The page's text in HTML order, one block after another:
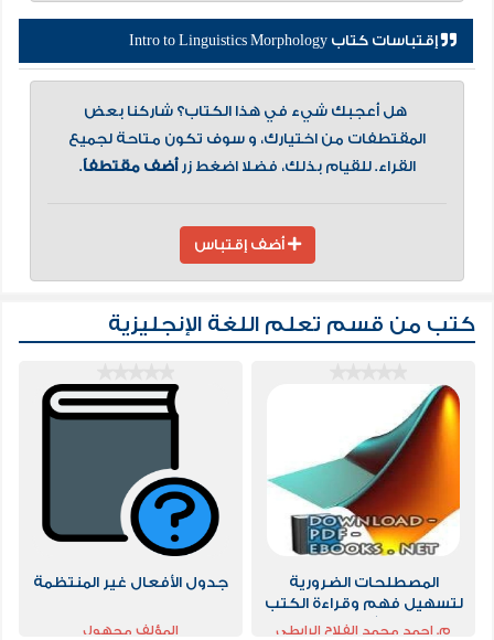
إقتباسات كتاب Intro to Linguistics Morphology
هل أعجبك شيء في هذا الكتاب؟ شاركنا بعض
المقتطفات من اختيارك، و سوف تكون متاحة لجميع
القراء. للقيام بذلك، فضلا اضغط زرأضف مقتطفاً.
أضف إقتباس
كتب من قسم تعلم اللغة الإنجليزية
المصطلحات الضرورية
لتسهيل فهم وقراءة الكتب
العلمية والأدبية المكتوبة
م. احمد محمد الفلاح الرابطى
جدول الأفعال غير المنتظمة
المؤلف مجهول